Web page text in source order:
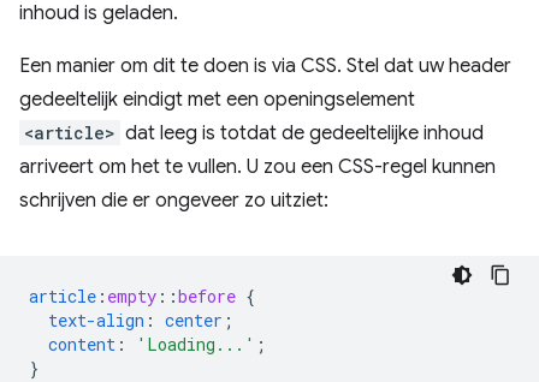
inhoud is geladen.
Een manier om dit te doen is via CSS. Stel dat uw header
gedeeltelijk eindigt met een openingselement
<article> dat leeg is totdat de gedeeltelijke inhoud
arriveert om het te vullen. U zou een CSS-regel kunnen
schrijven die er ongeveer zo uitziet:
article : empty ::before {
text-align : center ;
content : 'Loading...' ;
}